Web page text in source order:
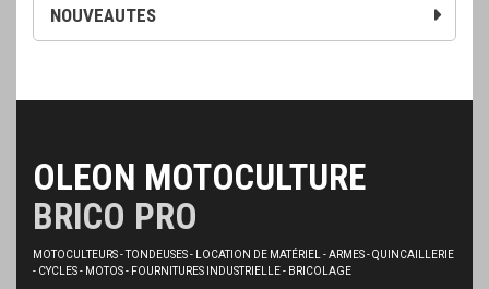
NOUVEAUTES
OLEON MOTOCULTURE
BRICO PRO
MOTOCULTEURS - TONDEUSES - LOCATION DE MATÉRIEL - ARMES - QUINCAILLERIE
- CYCLES - MOTOS - FOURNITURES INDUSTRIELLE - BRICOLAGE